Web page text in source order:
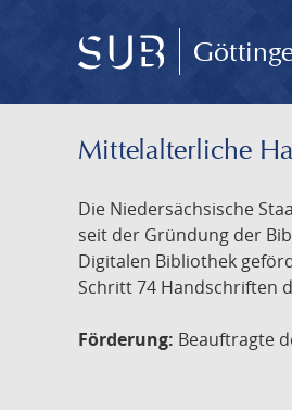
Mittelalterliche
Die Niedersächsische
seit der Gründung der
Digitalen Bibliothek
Schritt 74 Handschriften
Förderung: Beauftragte